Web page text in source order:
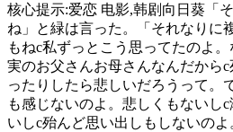
核心提示:爱恋 电影,韩剧向日葵「
ね」と緑は言った。「それなりに
もねc私ずっとこう思ってたのよ
実のお父さんお母さんなんだから
ったりしたら悲しいだろうって。
も感じないのよ。悲しくもないし
いしc殆んど思い出しもしないの